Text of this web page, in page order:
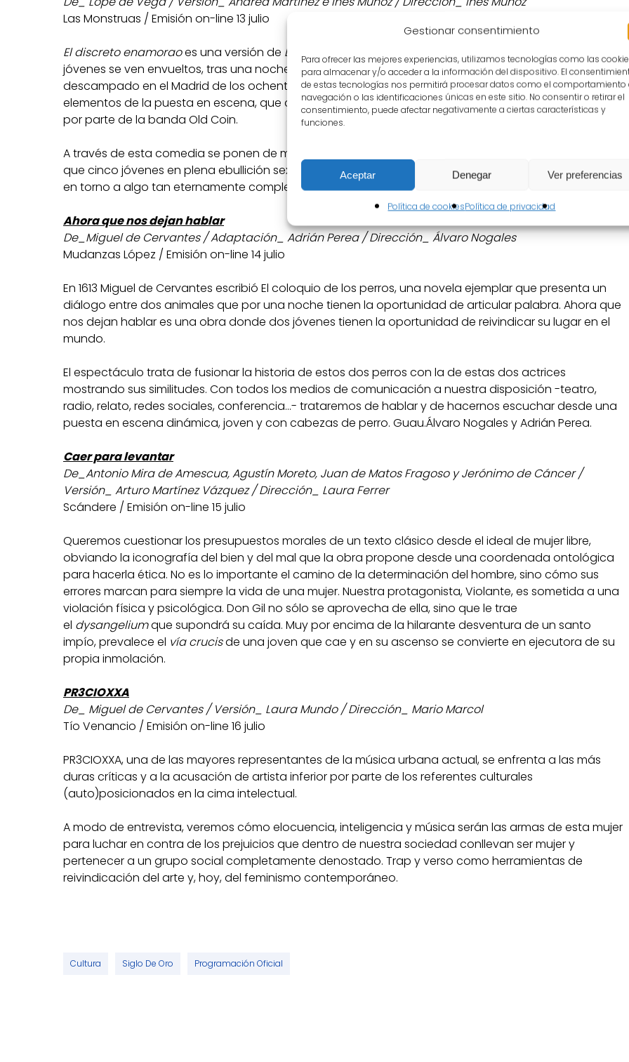
Gestionar consentimiento
Para ofrecer las mejores experiencias, utilizamos tecnologías como las
para almacenar y/o acceder a la información del dispositivo. El
de estas tecnologías nos permitirá procesar datos como el comportamiento
navegación o las identificaciones únicas en este sitio. No consentir o retirar el
consentimiento, puede afectar negativamente a ciertas características y
funciones.
Aceptar Denegar Ver preferencias
Política de cookiesPolítica de privacidad
Las Monstruas / Emisión on-line 13 julio
El discreto enamoraoes una versión de La discreta enamorada
, de Lope de Vega, en la que cinco
jóvenes se ven envueltos, tras una noche de fiesta, en un enredo amoroso. La acción sucede en un
descampado en el Madrid de los ochenta y el espíritu de La Movida se destila en cada uno de los
elementos de la puesta en escena, que cuenta con la actuación en vivo de temazos de la época
por parte de la banda Old Coin.
A través de esta comedia se ponen de manifiesto las estrategias, mecanismos y vulnerabilidades
que cinco jóvenes en plena ebullición sexual, en un momento histórico tan específico, experimentan
en torno a algo tan eternamente complejo como el amor y la seducción.
Ahora que nos dejan hablar
De_Miguel de Cervantes / Adaptación_ Adrián Perea / Dirección_ Álvaro Nogales
Mudanzas López / Emisión on-line 14 julio
En 1613 Miguel de Cervantes escribió El coloquio de los perros, una novela ejemplar que presenta un
diálogo entre dos animales que por una noche tienen la oportunidad de articular palabra. Ahora que
nos dejan hablar es una obra donde dos jóvenes tienen la oportunidad de reivindicar su lugar en el
mundo.
El espectáculo trata de fusionar la historia de estos dos perros con la de estas dos actrices
mostrando sus similitudes. Con todos los medios de comunicación a nuestra disposición -teatro,
radio, relato, redes sociales, conferencia…- trataremos de hablar y de hacernos escuchar desde una
puesta en escena dinámica, joven y con cabezas de perro. Guau.Álvaro Nogales y Adrián Perea.
Caer para levantar
De_Antonio Mira de Amescua, Agustín Moreto, Juan de Matos Fragoso y Jerónimo de Cáncer /
Versión_ Arturo Martínez Vázquez / Dirección_ Laura Ferrer
Scándere / Emisión on-line 15 julio
Queremos cuestionar los presupuestos morales de un texto clásico desde el ideal de mujer libre,
obviando la iconografía del bien y del mal que la obra propone desde una coordenada ontológica
para hacerla ética. No es lo importante el camino de la determinación del hombre, sino cómo sus
errores marcan para siempre la vida de una mujer. Nuestra protagonista, Violante, es sometida a una
violación física y psicológica. Don Gil no sólo se aprovecha de ella, sino que le trae
el dysangeliumque supondrá su caída. Muy por encima de la hilarante desventura de un santo
impío, prevalece el vía crucisde una joven que cae y en su ascenso se convierte en ejecutora de su
propia inmolación.
PR3CIOXXA
De_ Miguel de Cervantes / Versión_ Laura Mundo / Dirección_ Mario Marcol
Tío Venancio / Emisión on-line 16 julio
PR3CIOXXA, una de las mayores representantes de la música urbana actual, se enfrenta a las más
duras críticas y a la acusación de artista inferior por parte de los referentes culturales
(auto)posicionados en la cima intelectual.
A modo de entrevista, veremos cómo elocuencia, inteligencia y música serán las armas de esta mujer
para luchar en contra de los prejuicios que dentro de nuestra sociedad conllevan ser mujer y
pertenecer a un grupo social completamente denostado. Trap y verso como herramientas de
reivindicación del arte y, hoy, del feminismo contemporáneo.
Cultura Siglo De Oro Programación Oficial